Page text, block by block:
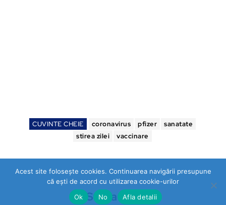
CUVINTE CHEIE coronavirus pfizer
sanatate
stirea zilei
vaccinare
Stirea Zilei
Acest site folosește cookies. Continuarea navigării presupune
că ești de acord cu utilizarea cookie-urilor
Ok
No Afla detalii